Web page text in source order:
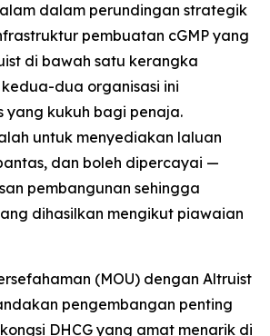
dalam perundingan strategik
pembuatan cGMP yang
di bawah satu kerangka
dua organisasi ini
yang kukuh bagi penaja.
untuk menyediakan laluan
dan boleh dipercayai —
pembangunan sehingga
dihasilkan mengikut piawaian
(MOU) dengan Altruist
pengembangan penting
DHCG yang amat menarik di